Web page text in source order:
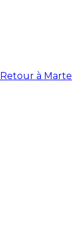
Retour à Martel